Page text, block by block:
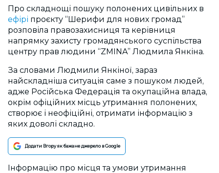
Про складнощі пошуку полонених цивільних в
ефірі проєкту “Шерифи для нових громад”
розповіла правозахисниця та керівниця
напрямку захисту громадянського суспільства
центру прав людини “ZMINA” Людмила Янкіна.
За словами Людмили Янкіної, зараз
найскладніша ситуація саме з пошуком людей,
адже Російська Федерація та окупаційна влада,
окрім офіційних місць утримання полонених,
створює і неофіційні, отримати інформацію з
яких доволі складно.
Додати Вгору як бажане джерело в Google
Інформацію про місця та умови утримання